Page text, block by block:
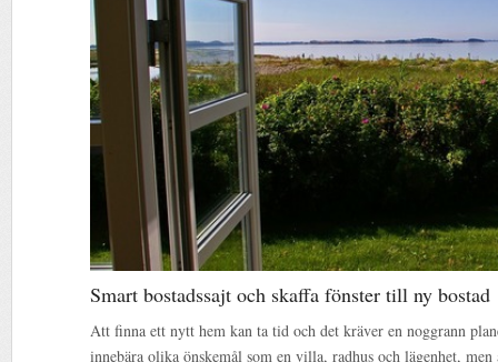
Smart bostadssajt och skaffa fönster till ny bostad
Att finna ett nytt hem kan ta tid och det kräver en noggrann
innebära olika önskemål som en villa, radhus och lägenhet,